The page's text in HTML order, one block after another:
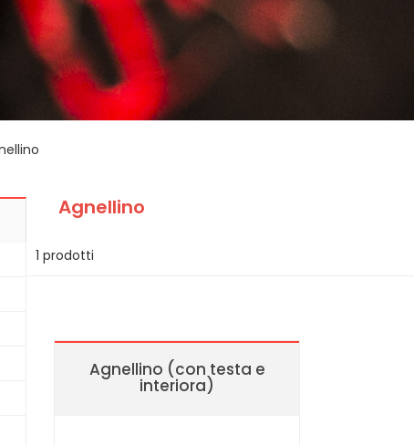
Agnellino
1 prodotti
Agnellino (con testa e
interiora)